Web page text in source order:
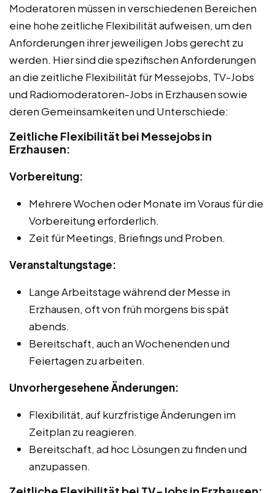
Moderatoren müssen in verschiedenen Bereichen
eine hohe zeitliche Flexibilität aufweisen, um den
Anforderungen ihrer jeweiligen Jobs gerecht zu
werden. Hier sind die spezifischen Anforderungen
an die zeitliche Flexibilität für Messejobs, TV-Jobs
und Radiomoderatoren-Jobs in Erzhausen sowie
deren Gemeinsamkeiten und Unterschiede:
Zeitliche Flexibilität bei Messejobs in
Erzhausen:
Vorbereitung:
Mehrere Wochen oder Monate im Voraus für die
Vorbereitung erforderlich.
Zeit für Meetings, Briefings und Proben.
Veranstaltungstage:
Lange Arbeitstage während der Messe in
Erzhausen, oft von früh morgens bis spät
abends.
Bereitschaft, auch an Wochenenden und
Feiertagen zu arbeiten.
Unvorhergesehene Änderungen:
Flexibilität, auf kurzfristige Änderungen im
Zeitplan zu reagieren.
Bereitschaft, ad hoc Lösungen zu finden und
anzupassen.